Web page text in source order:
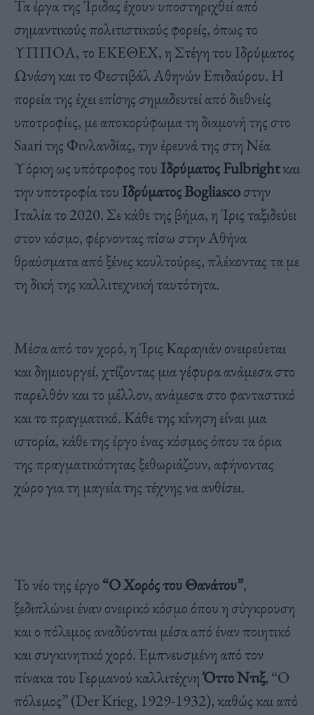
Τα έργα της Ίριδας έχουν υποστηριχθεί από
σημαντικούς πολιτιστικούς φορείς, όπως το
ΥΠΠΟΑ, το ΕΚΕΘΕΧ, η Στέγη του Ιδρύματος
Ωνάση και το Φεστιβάλ Αθηνών Επιδαύρου. Η
πορεία της έχει επίσης σημαδευτεί από διεθνείς
υποτροφίες, με αποκορύφωμα τη διαμονή της στο
Saari της Φινλανδίας, την έρευνά της στη Νέα
Υόρκη ως υπότροφος τουΙδρύματος Fulbrightκαι
την υποτροφία τουΙδρύματος Bogliascoστην
Ιταλία το 2020. Σε κάθε της βήμα, η Ίρις ταξιδεύει
στον κόσμο, φέρνοντας πίσω στην Αθήνα
θραύσματα από ξένες κουλτούρες, πλέκοντας τα με
τη δική της καλλιτεχνική ταυτότητα.
Μέσα από τον χορό, η Ίρις Καραγιάν ονειρεύεται
και δημιουργεί, χτίζοντας μια γέφυρα ανάμεσα στο
παρελθόν και το μέλλον, ανάμεσα στο φανταστικό
και το πραγματικό. Κάθε της κίνηση είναι μια
ιστορία, κάθε της έργο ένας κόσμος όπου τα όρια
της πραγματικότητας ξεθωριάζουν, αφήνοντας
χώρο για τη μαγεία της τέχνης να ανθίσει.
Το νέο της έργο “Ο Χορός του Θανάτου”,
ξεδιπλώνει έναν ονειρικό κόσμο όπου η σύγκρουση
και ο πόλεμος αναδύονται μέσα από έναν ποιητικό
και συγκινητικό χορό. Εμπνευσμένη από τον
πίνακα του Γερμανού καλλιτέχνηΌττο Ντιξ, “Ο
πόλεμος” (Der Krieg, 1929-1932), καθώς και από